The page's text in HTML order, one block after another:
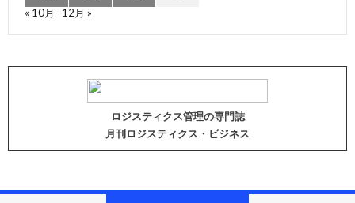
« 10月
12月 »
ロジスティクス管理の専門誌
月刊ロジスティクス・ビジネス